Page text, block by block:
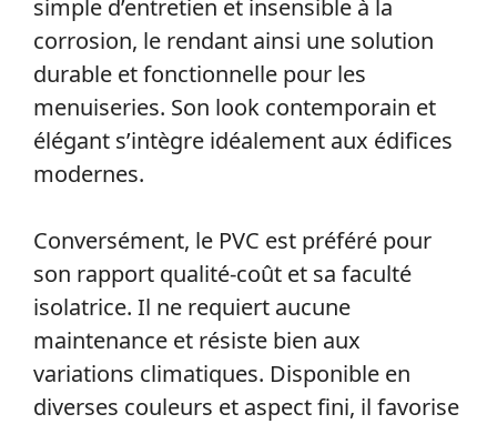
simple d’entretien et insensible à la
corrosion, le rendant ainsi une solution
durable et fonctionnelle pour les
menuiseries. Son look contemporain et
élégant s’intègre idéalement aux édifices
modernes.
Conversément, le PVC est préféré pour
son rapport qualité-coût et sa faculté
isolatrice. Il ne requiert aucune
maintenance et résiste bien aux
variations climatiques. Disponible en
diverses couleurs et aspect fini, il favorise